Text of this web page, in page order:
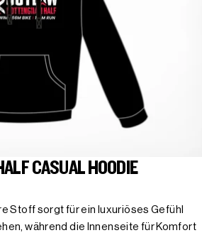
CASUAL HOODIE
Stoff sorgt für ein luxuriöses Gefühl
während die Innenseite für Komfort